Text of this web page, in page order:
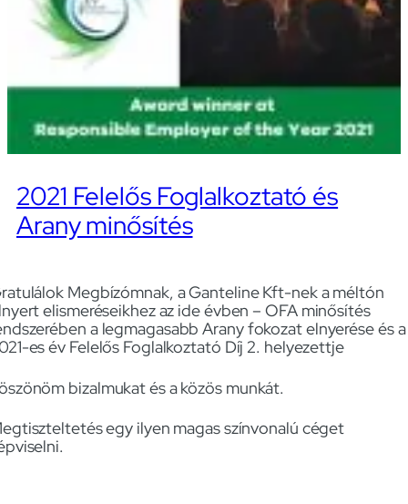
2021 Felelős Foglalkoztató és
Arany minősítés
Megbízómnak, a Ganteline Kft-nek a méltón
elismeréseikhez az ide évben – OFA minősítés
a legmagasabb Arany fokozat elnyerése és a
es év Felelős Foglalkoztató Díj 2. helyezettje
bizalmukat és a közös munkát.
egy ilyen magas színvonalú céget